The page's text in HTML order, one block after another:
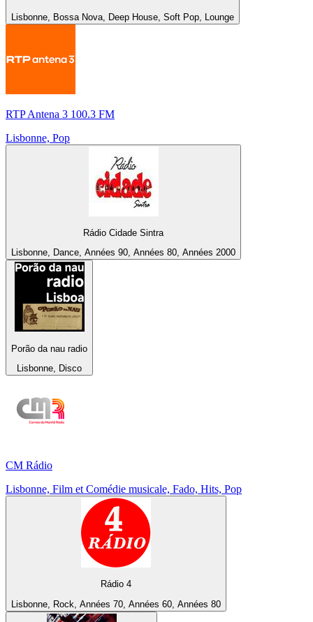
Lisbonne, Bossa Nova, Deep House, Soft Pop, Lounge
RTP Antena 3 100.3 FM
Lisbonne, Pop
Rádio Cidade Sintra
Lisbonne, Dance, Années 90, Années 80, Années 2000
Porão da nau radio
Lisbonne, Disco
CM Rádio
Lisbonne, Film et Comédie musicale, Fado, Hits, Pop
Rádio 4
Lisbonne, Rock, Années 70, Années 60, Années 80